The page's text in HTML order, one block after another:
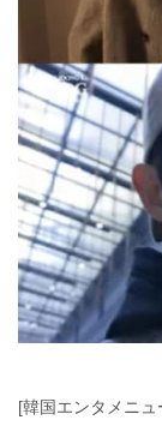
[韓国エンタメニュ